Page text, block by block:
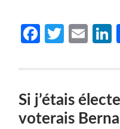
Facebook
Si j’étais
voterais